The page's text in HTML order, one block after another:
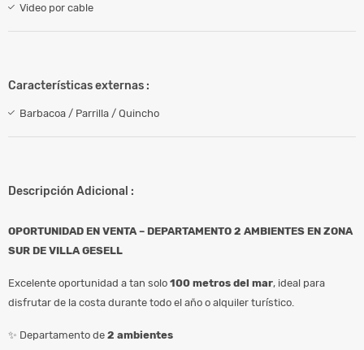
Video por cable
Características externas :
Barbacoa / Parrilla / Quincho
Descripción Adicional :
OPORTUNIDAD EN VENTA – DEPARTAMENTO 2 AMBIENTES EN ZONA
SUR DE VILLA GESELL
Excelente oportunidad a tan solo 100 metros del mar, ideal para
disfrutar de la costa durante todo el año o alquiler turístico.
✨ Departamento de 2 ambientes